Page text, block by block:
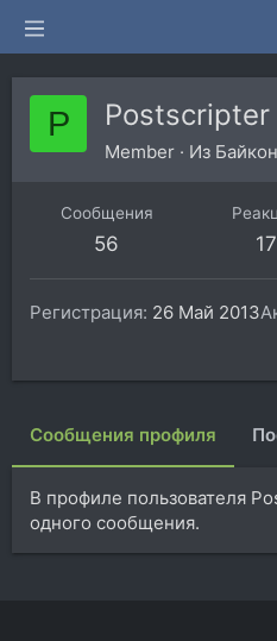
P Postscripter
Member · Из
Сообщения
56 17
Регистрация 26 Май 2013
Сообщения профиля
В профиле пользователя
одного сообщения.